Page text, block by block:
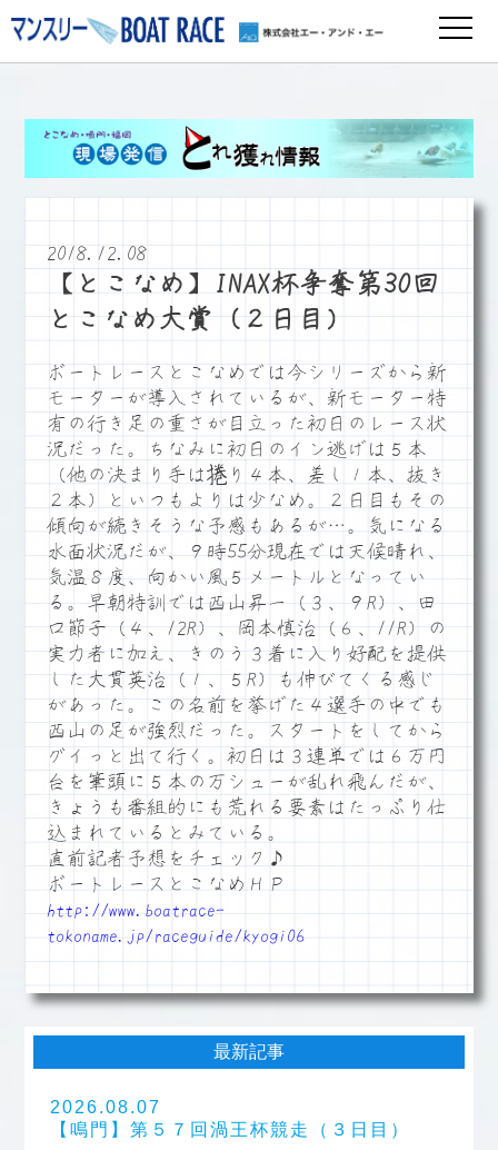
2018.12.08
【とこなめ】INAX杯争奪第30回
とこなめ大賞（２日目）
ボートレースとこなめでは今シリーズから新
モーターが導入されているが、新モーター特
有の行き足の重さが目立った初日のレース状
況だった。ちなみに初日のイン逃げは５本
（他の決まり手は捲り４本、差し１本、抜き
２本）といつもよりは少なめ。２日目もその
傾向が続きそうな予感もあるが…。気になる
水面状況だが、９時55分現在では天候晴れ、
気温８度、向かい風５メートルとなってい
る。早朝特訓では西山昇一（３、９R）、田
口節子（４、12R）、岡本慎治（６、11R）の
実力者に加え、きのう３着に入り好配を提供
した大貫英治（１、５R）も伸びてくる感じ
があった。この名前を挙げた４選手の中でも
西山の足が強烈だった。スタートをしてから
グイっと出て行く。初日は３連単では６万円
台を筆頭に５本の万シューが乱れ飛んだが、
きょうも番組的にも荒れる要素はたっぷり仕
込まれているとみている。
直前記者予想をチェック♪
ボートレースとこなめＨＰ
http://www.boatrace-
tokoname.jp/raceguide/kyogi06
最新記事
2026.08.07
【鳴門】第５７回渦王杯競走（３日目）